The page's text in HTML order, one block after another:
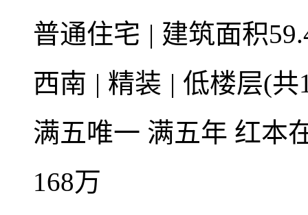
普通住宅 | 建筑面积
西南 | 精装 | 低楼层(
满五唯一 满五年 红本
168万